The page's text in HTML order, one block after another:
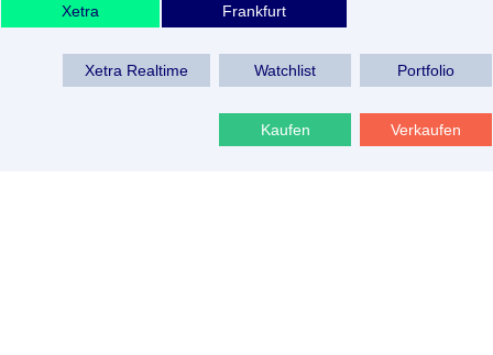
Xetra Frankfurt
Xetra Realtime Watchlist Portfolio
Kaufen Verkaufen